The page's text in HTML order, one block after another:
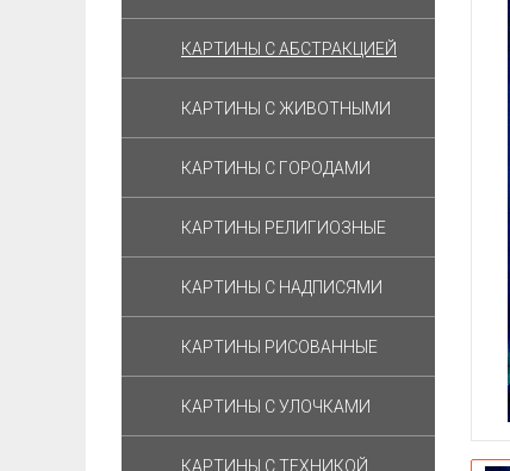
КАРТИНЫ С АБСТРАКЦИЕЙ
КАРТИНЫ С ЖИВОТНЫМИ
КАРТИНЫ С ГОРОДАМИ
КАРТИНЫ РЕЛИГИОЗНЫЕ
КАРТИНЫ С НАДПИСЯМИ
КАРТИНЫ РИСОВАННЫЕ
КАРТИНЫ С УЛОЧКАМИ
КАРТИНЫ C ТЕХНИКОЙ